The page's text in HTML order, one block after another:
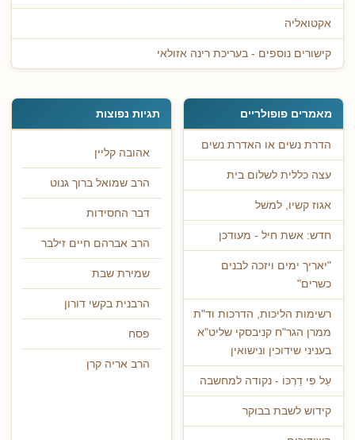
אקטואליה
קישורים נוספים - בעריכת רינה אזולאי
מאמרים פופולריים
הדרת נשים או האדרת נשים
עצה כללית לשלום בית
אגוז קשיו, למשל
חדש: אשת חיל - מעודכן
"יאריך ימים ויזכה לבנים
כשרים"
רשימות הליכות, הדרכות וד"ת
ממרן הגר"ח קניבסקי שליט"א
בעניני שידוכין ונישואין
עַל פִּי דַרְכּוֹ - נקודה למחשבה
קידוש לשבת בבוקר
תגיות נפוצות
אהובה קליין
הרב שמואל ברוך גנוט
דבר החסידות
הרב אברהם חיים זילבר
שמירת שבת
הרבנית בקשי דורון
פסח
הרב אריה קרן